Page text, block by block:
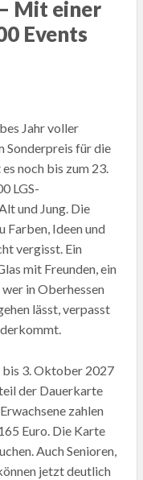
Mit einer
Events
Jahr voller
Sonderpreis für die
noch bis zum 23.
LGS-
und Jung. Die
Farben, Ideen und
vergisst. Ein
mit Freunden, ein
in Oberhessen
lässt, verpasst
bis 3. Oktober 2027
der Dauerkarte
zahlen
Euro. Die Karte
Auch Senioren,
jetzt deutlich